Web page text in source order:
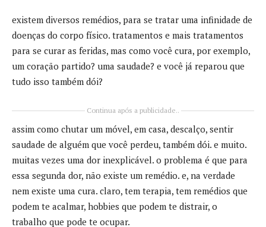
existem diversos remédios, para se tratar uma infinidade de
doenças do corpo físico. tratamentos e mais tratamentos
para se curar as feridas, mas como você cura, por exemplo,
um coração partido? uma saudade? e você já reparou que
tudo isso também dói?
Continua após a publicidade..
assim como chutar um móvel, em casa, descalço, sentir
saudade de alguém que você perdeu, também dói. e muito.
muitas vezes uma dor inexplicável. o problema é que para
essa segunda dor, não existe um remédio. e, na verdade
nem existe uma cura. claro, tem terapia, tem remédios que
podem te acalmar, hobbies que podem te distrair, o
trabalho que pode te ocupar.